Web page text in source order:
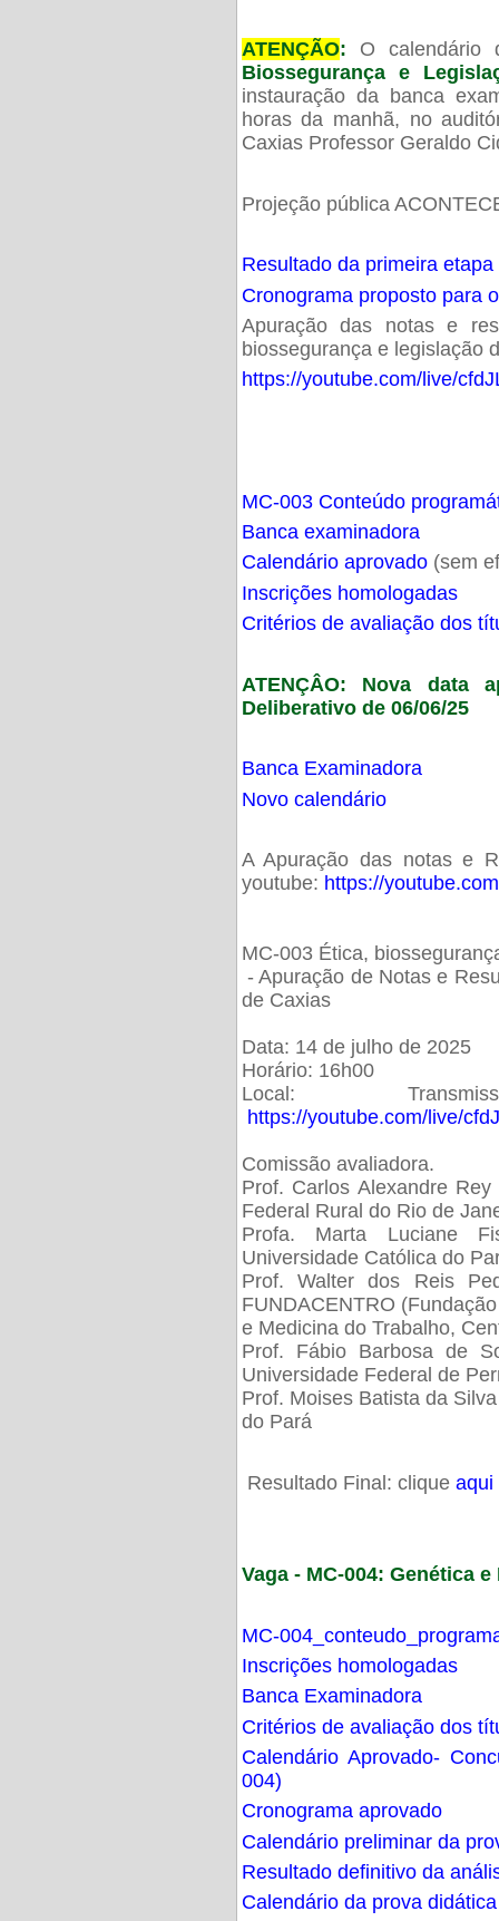
ATENÇÃO: O calendário
Biossegurança e
instauração da banca
horas da manhã, no
Caxias Professor Geraldo
Projeção pública
Resultado da primeira
Cronograma proposto para
Apuração das notas e
biossegurança e legislação
https://youtube.com/live/
MC-003 Conteúdo
Banca examinadora
Calendário aprovado(sem
Inscrições homologadas
Critérios de avaliação dos
ATENÇÂO: Nova data
Deliberativo de 06/06/25
Banca Examinadora
Novo calendário
A Apuração das notas e
youtube: https://
MC-003 Ética,
- Apuração de Notas e
de Caxias
Data: 14 de julho de 2025
Horário: 16h00
Local:
https://youtube.com/live/
Comissão avaliadora.
Prof. Carlos Alexandre
Federal Rural do Rio de
Profa. Marta Luciane
Universidade Católica do
Prof. Walter dos Reis
FUNDACENTRO
e Medicina do Trabalho,
Prof. Fábio Barbosa de
Universidade Federal de
Prof. Moises Batista da
do Pará
Resultado Final: clique aqui
Vaga - MC-004: Genética
MC-
Inscrições homologadas
Banca Examinadora
Critérios de avaliação dos
Calendário Aprovado-
004)
Cronograma aprovado
Calendário preliminar da
Resultado definitivo da
Calendário da prova didática